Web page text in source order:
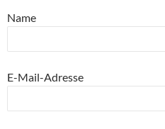
Name
E-Mail-Adresse